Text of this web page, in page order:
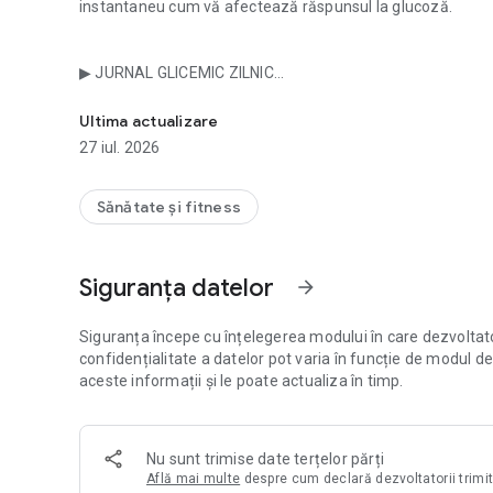
instantaneu cum vă afectează răspunsul la glucoză.
▶ JURNAL GLICEMIC ZILNIC
Înregistrați fiecare masă într-un singur loc. Urmăriți
fibrele, zahărul și nutrienții opționali în raport cu
▶ URMĂRIREA GLICEMIEI DIN SÂNGE (NOU ÎN VERSIUNEA
culcare) și vedeți tendințele dvs. grafice în timp.
▶ SCANAȚI ORICE MASĂ
Îndreptați camera spre farfurie. În câteva secunde,
▶ SCANAȚI ETICHETE ȘI CODURI DE BARE
Scanați orice etichetă nutrițională sau coduri de bare ale
Ultima actualizare
27 iul. 2026
Sănătate și fitness
Siguranța datelor arrow_forward
Siguranța începe cu înțelegerea modului în care
confidențialitate a datelor pot varia în funcție de modul
aceste informații și le poate actualiza în timp.
Nu sunt trimise date terțelor părți
Află mai multe despre cum declară dezvoltatorii